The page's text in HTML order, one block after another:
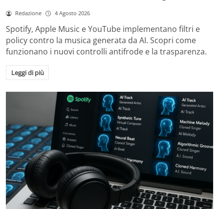
Redazione 4 Agosto 2026
Spotify, Apple Music e YouTube implementano filtri e
policy contro la musica generata da AI. Scopri come
funzionano i nuovi controlli antifrode e la trasparenza.
Leggi di più